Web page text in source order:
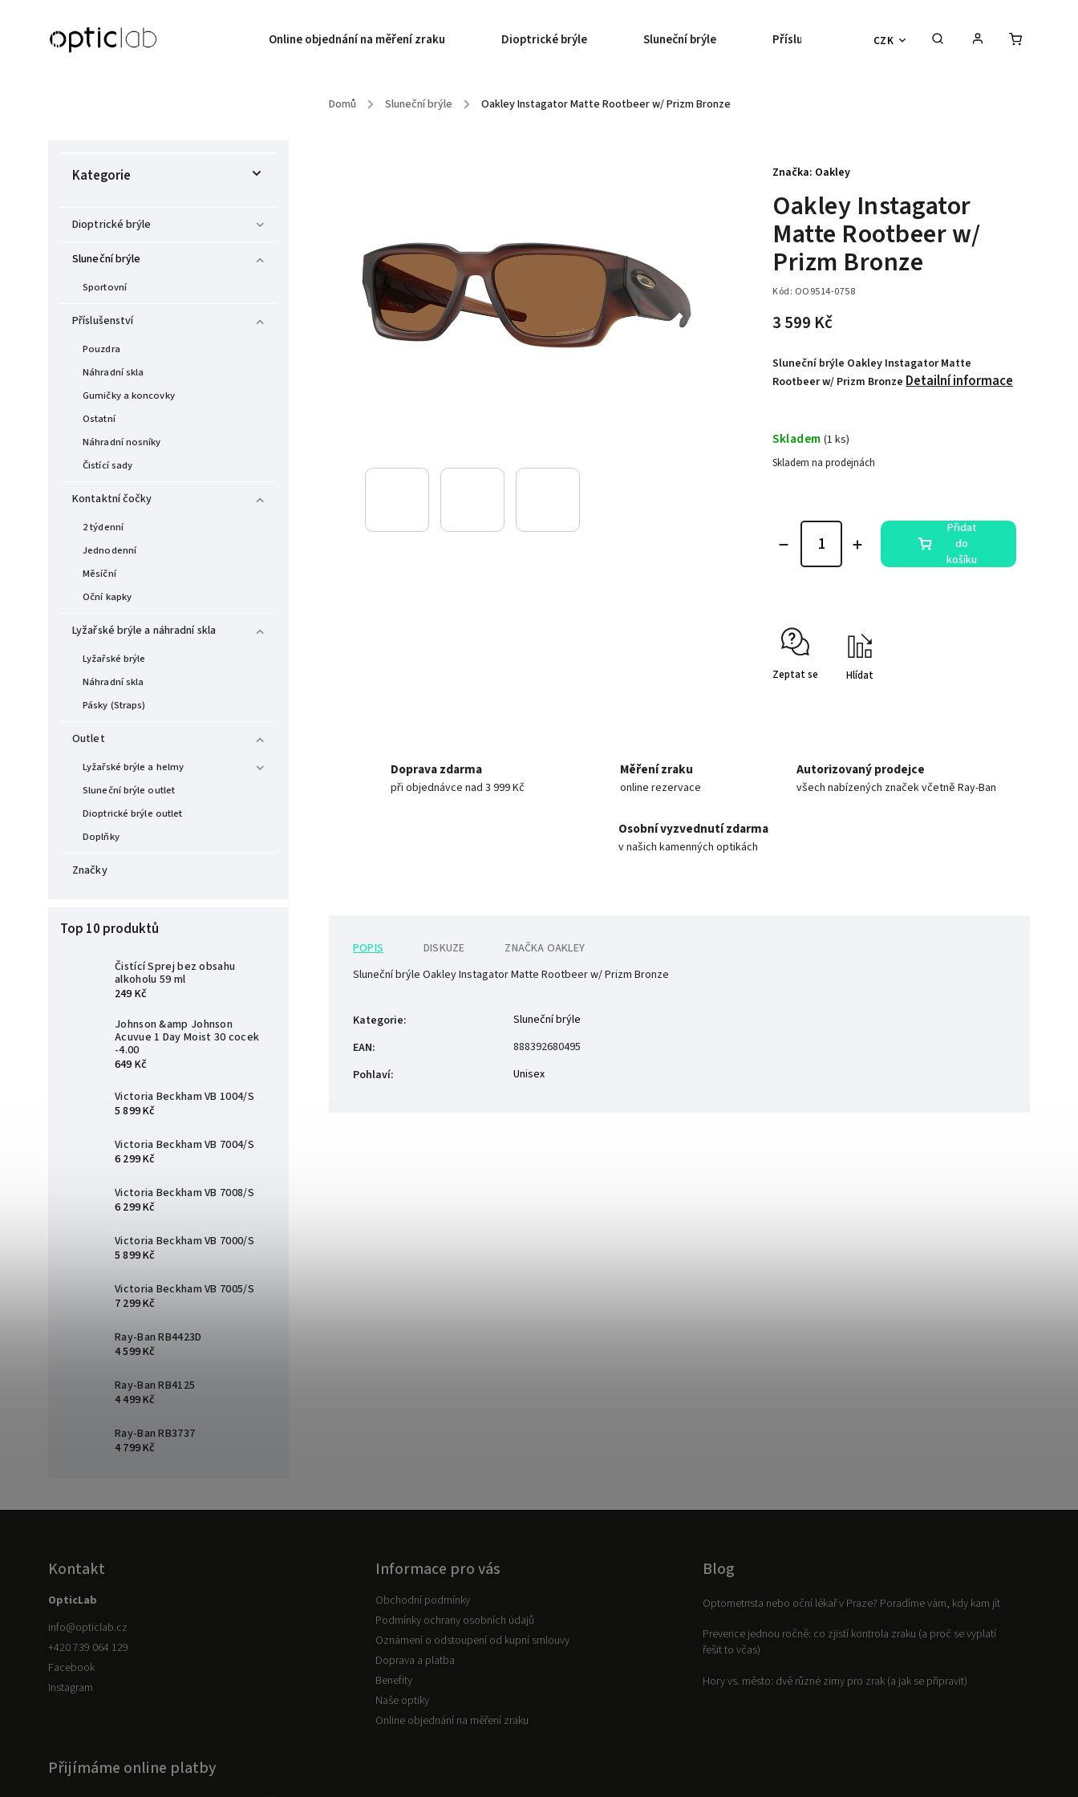
CZK
Online objednání na měření zraku Dioptrické brýle Sluneční brýle Příslušenství Kontaktní čočky
Domů / Sluneční brýle / Oakley Instagator Matte Rootbeer w/ Prizm Bronze
Kategorie
Dioptrické brýle
Sluneční brýle
Sportovní
Příslušenství
Pouzdra
Náhradní skla
Gumičky a koncovky
Ostatní
Náhradní nosníky
Čistící sady
Kontaktní čočky
2 týdenní
Jednodenní
Měsíční
Oční kapky
Lyžařské brýle a náhradní skla
Lyžařské brýle
Náhradní skla
Pásky (Straps)
Outlet
Lyžařské brýle a helmy
Sluneční brýle outlet
Dioptrické brýle outlet
Doplňky
Značky
Top 10 produktů
Čistící Sprej bez obsahu
alkoholu 59 ml
249 Kč
Johnson &amp Johnson
Acuvue 1 Day Moist 30 cocek
-4.00
649 Kč
Victoria Beckham VB 1004/S
5 899 Kč
Victoria Beckham VB 7004/S
6 299 Kč
Victoria Beckham VB 7008/S
6 299 Kč
Victoria Beckham VB 7000/S
5 899 Kč
Victoria Beckham VB 7005/S
7 299 Kč
Ray-Ban RB4423D
4 599 Kč
Ray-Ban RB4125
4 499 Kč
Ray-Ban RB3737
4 799 Kč
Oakley Instagator
Matte Rootbeer w/
Prizm Bronze
Kód: OO9514-0758
3 599 Kč
Sluneční brýle Oakley Instagator Matte
Rootbeer w/ Prizm BronzeDetailní informace
Značka: Oakley
Skladem (1 ks)
Skladem na prodejnách
Přidat
do
košíku
Zeptat se Hlídat
Doprava zdarma
při objednávce nad 3 999 Kč
Měření zraku
online rezervace
Autorizovaný prodejce
všech nabízených značek včetně Ray-Ban
Osobní vyzvednutí zdarma
v našich kamenných optikách
POPIS DISKUZE ZNAČKA OAKLEY
Sluneční brýle Oakley Instagator Matte Rootbeer w/ Prizm Bronze
Kategorie:
Sluneční brýle
EAN:
888392680495
Pohlaví: Unisex
Kontakt
OpticLab
info@opticlab.cz
+420 739 064 129
Facebook
Instagram
Informace pro vás
Obchodní podmínky
Podmínky ochrany osobních údajů
Oznámení o odstoupení od kupní smlouvy
Doprava a platba
Benefity
Naše optiky
Online objednání na měření zraku
Blog
Optometrista nebo oční lékař v Praze? Poradíme vám, kdy kam jít
Prevence jednou ročně: co zjistí kontrola zraku (a proč se vyplatí
řešit to včas)
Hory vs. město: dvě různé zimy pro zrak (a jak se připravit)
Přijímáme online platby